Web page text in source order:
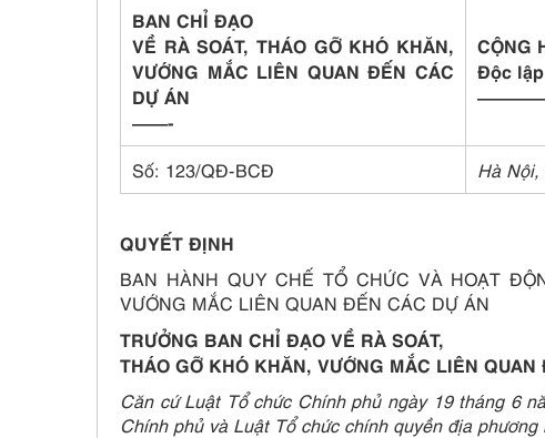
BAN CHỈ ĐẠO
VỀ RÀ SOÁT, THÁO GỠ KHÓ KHĂN,
VƯỚNG MẮC LIÊN QUAN ĐẾN CÁC
DỰ ÁN
——-
CỘNG
Độc
Số: 123/QĐ-BCĐ Hà Nội,
QUYẾT ĐỊNH
BAN HÀNH QUY CHẾ TỔ CHỨC VÀ HOẠT
VƯỚNG MẮC LIÊN QUAN ĐẾN CÁC DỰ ÁN
TRƯỞNG BAN CHỈ ĐẠO VỀ RÀ SOÁT,
THÁO GỠ KHÓ KHĂN, VƯỚNG MẮC LIÊN
Căn cứ Luật Tổ chức Chính phủ ngày 19 tháng 6
Chính phủ và Luật Tổ chức chính quyền địa